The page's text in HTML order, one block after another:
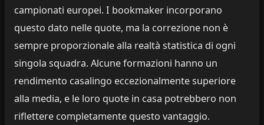
campionati europei. I bookmaker incorporano
questo dato nelle quote, ma la correzione non è
sempre proporzionale alla realtà statistica di ogni
singola squadra. Alcune formazioni hanno un
rendimento casalingo eccezionalmente superiore
alla media, e le loro quote in casa potrebbero non
riflettere completamente questo vantaggio.